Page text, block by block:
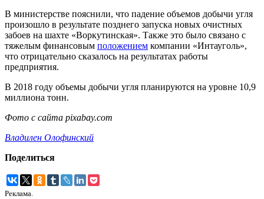
В министерстве пояснили, что падение объемов добычи угля
произошло в результате позднего запуска новых очистных
забоев на шахте «Воркутинская». Также это было связано с
тяжелым финансовым положением компании «Интауголь»,
что отрицательно сказалось на результатах работы
предприятия.
В 2018 году объемы добычи угля планируются на уровне 10,9
миллиона тонн.
Фото с сайта pixabay.com
Владилен Олофинский
Поделиться
Реклама.